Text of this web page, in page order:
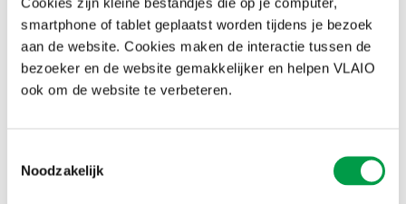
smartphone of tablet geplaatst worden tijdens je bezoek
aan de website. Cookies maken de interactie tussen de
bezoeker en de website gemakkelijker en helpen VLAIO
ook om de website te verbeteren.
Noodzakelijk
Gerichte bescherming voor ondernemers en
extra controleurs bij VLAIO